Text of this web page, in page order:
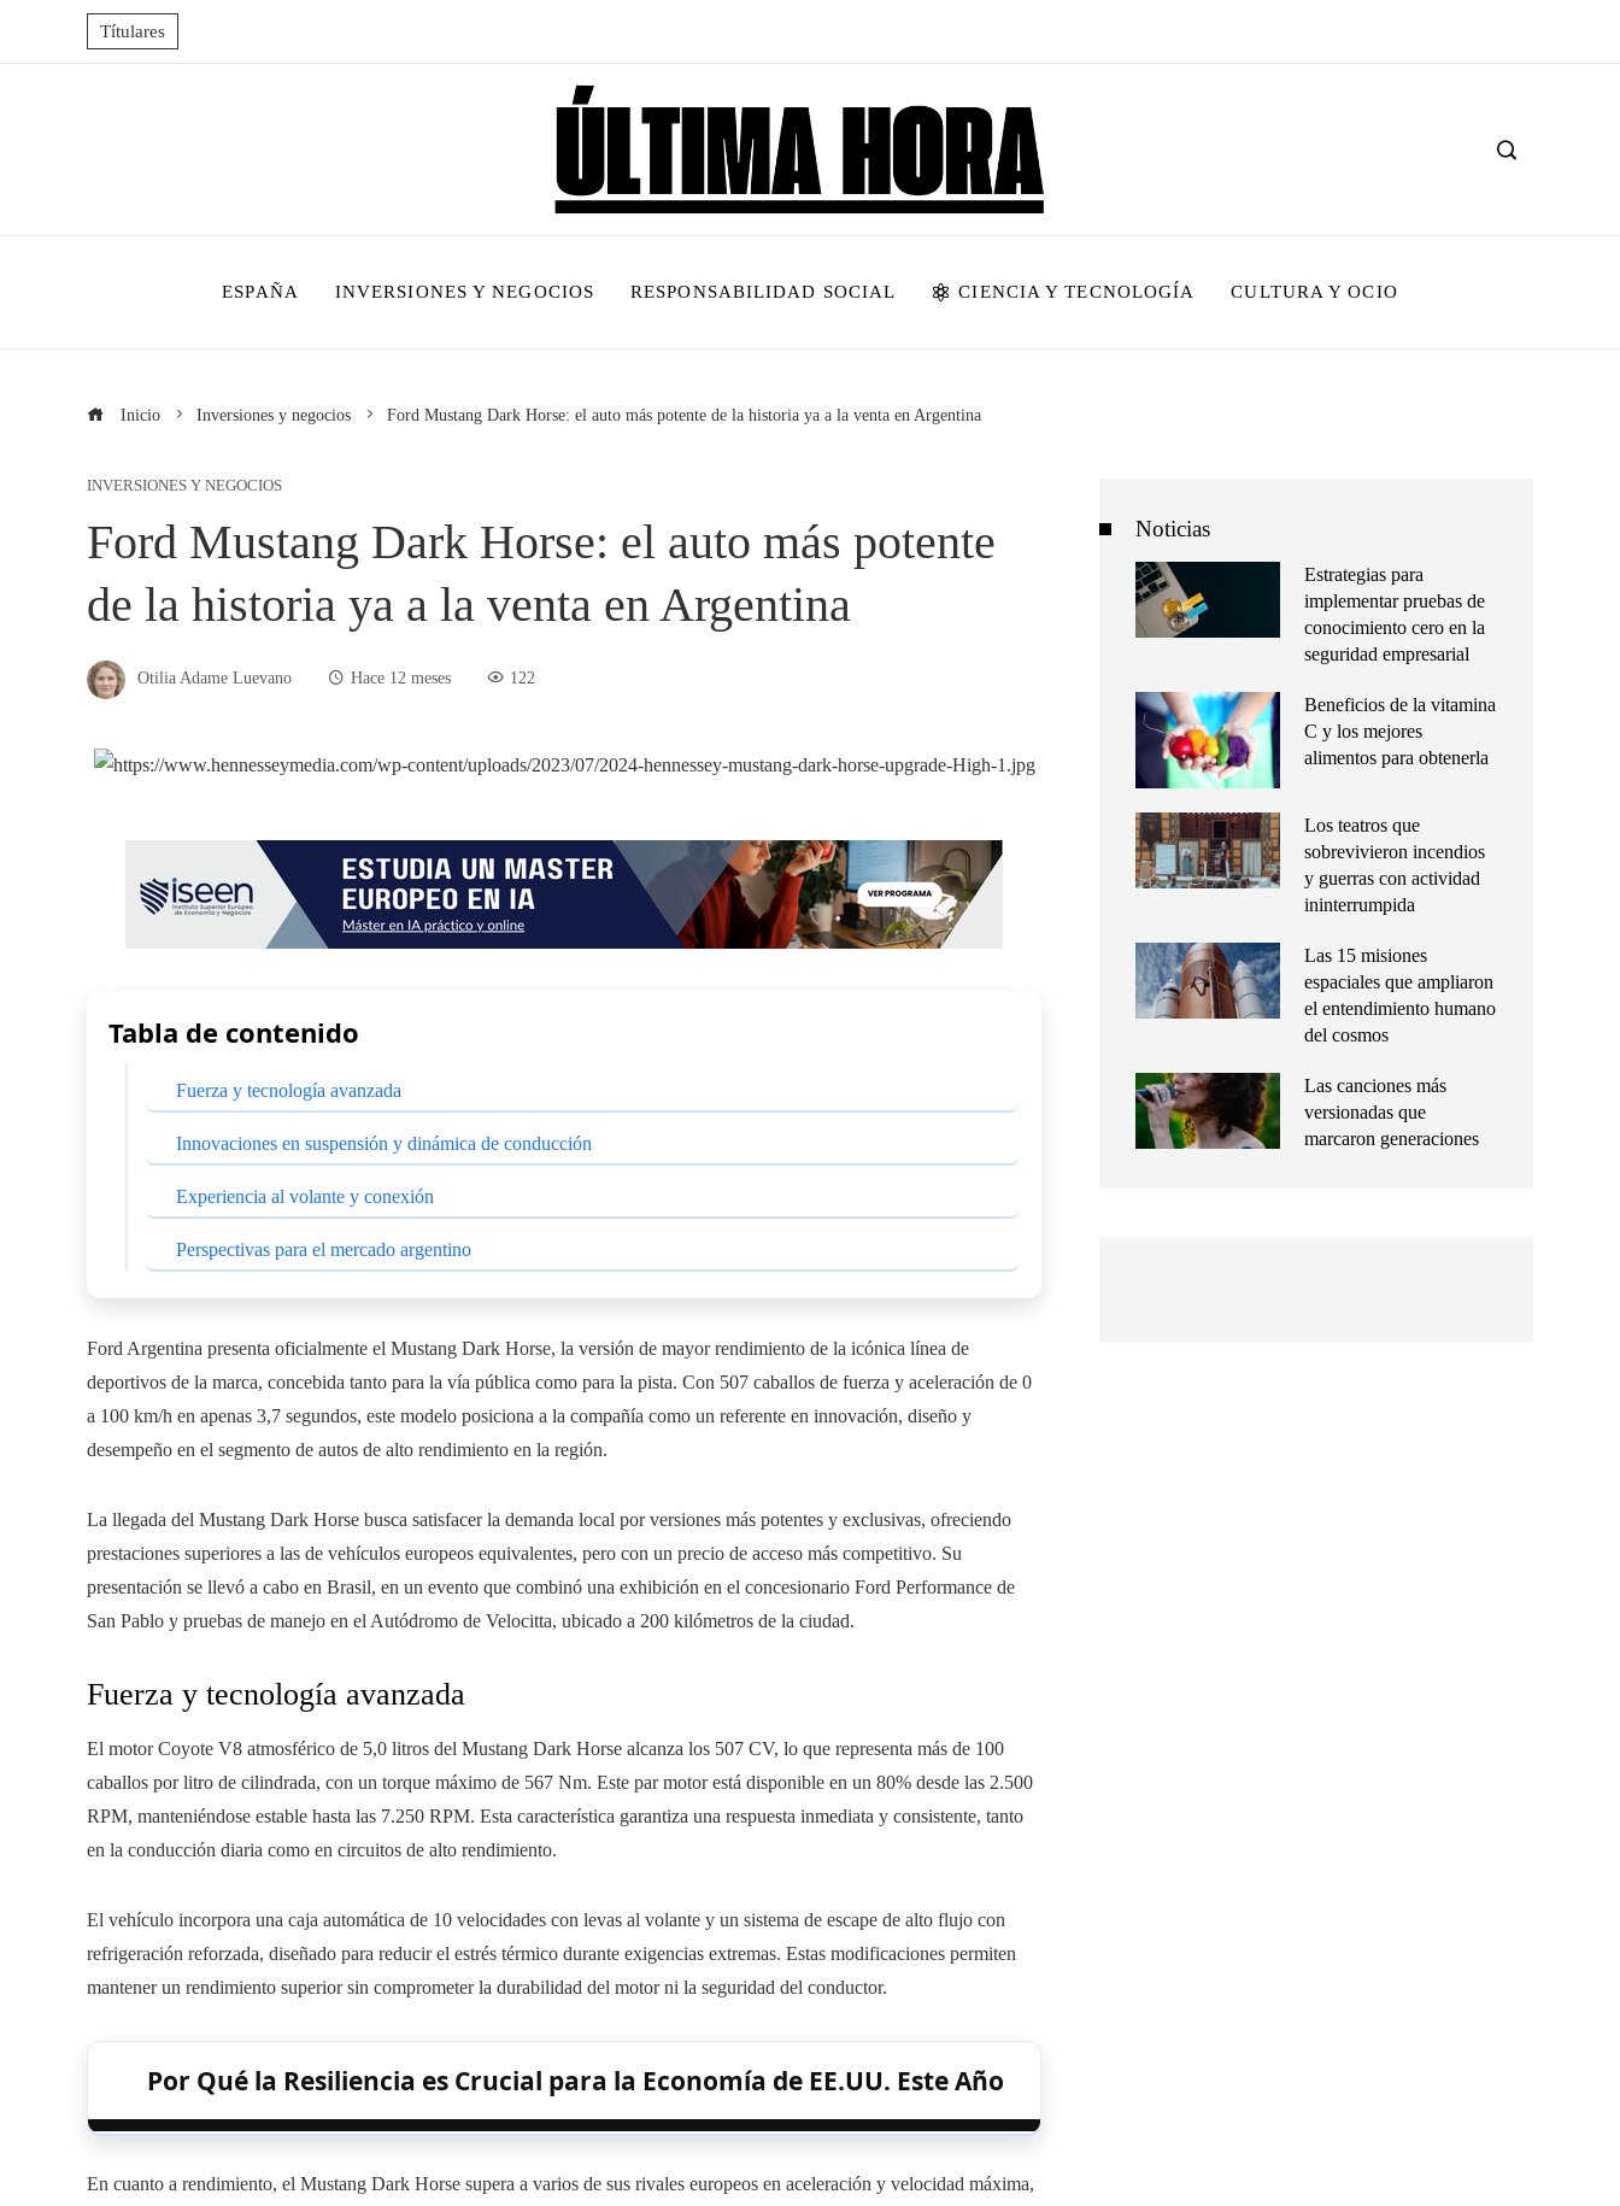
Títulares
ESPAÑA INVERSIONES Y NEGOCIOS RESPONSABILIDAD SOCIAL CIENCIA Y TECNOLOGÍA CULTURA Y OCIO
Inicio Inversiones y negocios Ford Mustang Dark Horse: el auto más potente de la historia ya a la venta en Argentina
INVERSIONES Y NEGOCIOS
Ford Mustang Dark Horse: el auto más potente
de la historia ya a la venta en Argentina
Otilia Adame Luevano Hace 12 meses 122
Tabla de contenido
Fuerza y tecnología avanzada
Innovaciones en suspensión y dinámica de conducción
Experiencia al volante y conexión
Perspectivas para el mercado argentino
Ford Argentina presenta oficialmente el Mustang Dark Horse, la versión de mayor rendimiento de la icónica línea de
deportivos de la marca, concebida tanto para la vía pública como para la pista. Con 507 caballos de fuerza y aceleración de 0
a 100 km/h en apenas 3,7 segundos, este modelo posiciona a la compañía como un referente en innovación, diseño y
desempeño en el segmento de autos de alto rendimiento en la región.
La llegada del Mustang Dark Horse busca satisfacer la demanda local por versiones más potentes y exclusivas, ofreciendo
prestaciones superiores a las de vehículos europeos equivalentes, pero con un precio de acceso más competitivo. Su
presentación se llevó a cabo en Brasil, en un evento que combinó una exhibición en el concesionario Ford Performance de
San Pablo y pruebas de manejo en el Autódromo de Velocitta, ubicado a 200 kilómetros de la ciudad.
Fuerza y tecnología avanzada
El motor Coyote V8 atmosférico de 5,0 litros del Mustang Dark Horse alcanza los 507 CV, lo que representa más de 100
caballos por litro de cilindrada, con un torque máximo de 567 Nm. Este par motor está disponible en un 80% desde las 2.500
RPM, manteniéndose estable hasta las 7.250 RPM. Esta característica garantiza una respuesta inmediata y consistente, tanto
en la conducción diaria como en circuitos de alto rendimiento.
El vehículo incorpora una caja automática de 10 velocidades con levas al volante y un sistema de escape de alto flujo con
refrigeración reforzada, diseñado para reducir el estrés térmico durante exigencias extremas. Estas modificaciones permiten
mantener un rendimiento superior sin comprometer la durabilidad del motor ni la seguridad del conductor.
Por Qué la Resiliencia es Crucial para la Economía de EE.UU. Este Año
En cuanto a rendimiento, el Mustang Dark Horse supera a varios de sus rivales europeos en aceleración y velocidad máxima,
Noticias
Estrategias para
implementar pruebas de
conocimiento cero en la
seguridad empresarial
Beneficios de la vitamina
C y los mejores
alimentos para obtenerla
Los teatros que
sobrevivieron incendios
y guerras con actividad
ininterrumpida
Las 15 misiones
espaciales que ampliaron
el entendimiento humano
del cosmos
Las canciones más
versionadas que
marcaron generaciones